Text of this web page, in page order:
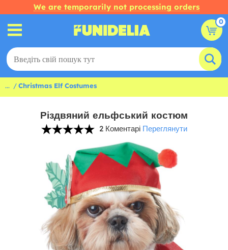
We are temporarily not processing orders
0
... Christmas Elf Costumes
Різдвяний ельфський костюм
2 Коментарі Переглянути